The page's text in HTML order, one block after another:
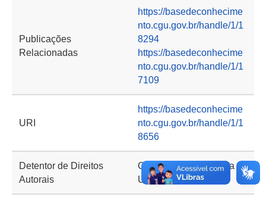
Publicações
Relacionadas
https://basedeconhecime
nto.cgu.gov.br/handle/1/1
8294
https://basedeconhecime
nto.cgu.gov.br/handle/1/1
7109
URI
https://basedeconhecime
nto.cgu.gov.br/handle/1/1
8656
Detentor de Direitos
Autorais
Controladoria-Geral da
União (CGU)